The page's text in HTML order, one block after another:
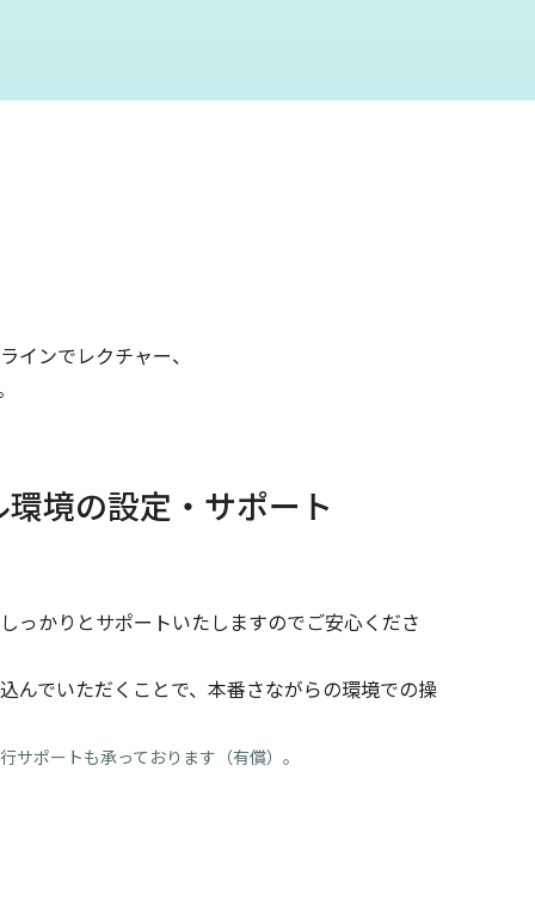
インでレクチャー、
環境の設定・サポート
っかりとサポートいたしますのでご安心くださ
んでいただくことで、本番さながらの環境での操
ポートも承っております（有償）。